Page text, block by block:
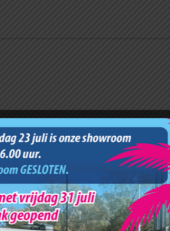
op de beurs te Leeuwarden gezien.
vele campers doorgelopen. Stuk voor stuk